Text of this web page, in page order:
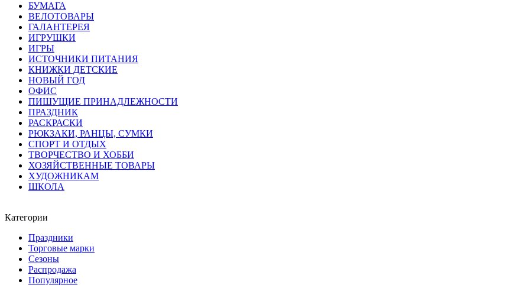
БУМАГА
ВЕЛОТОВАРЫ
ГАЛАНТЕРЕЯ
ИГРУШКИ
ИГРЫ
ИСТОЧНИКИ ПИТАНИЯ
КНИЖКИ ДЕТСКИЕ
НОВЫЙ ГОД
ОФИС
ПИШУЩИЕ ПРИНАДЛЕЖНОСТИ
ПРАЗДНИК
РАСКРАСКИ
РЮКЗАКИ, РАНЦЫ, СУМКИ
СПОРТ И ОТДЫХ
ТВОРЧЕСТВО И ХОББИ
ХОЗЯЙСТВЕННЫЕ ТОВАРЫ
ХУДОЖНИКАМ
ШКОЛА
Категории
Праздники
Торговые марки
Сезоны
Распродажа
Популярное